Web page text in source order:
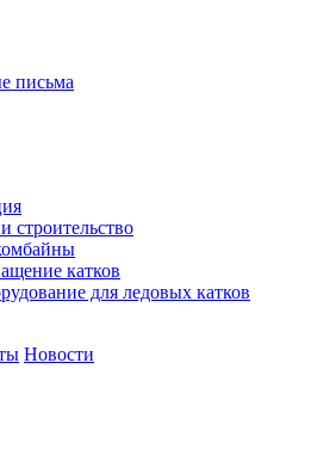
письма
строительство
катков
для ледовых катков
Новости